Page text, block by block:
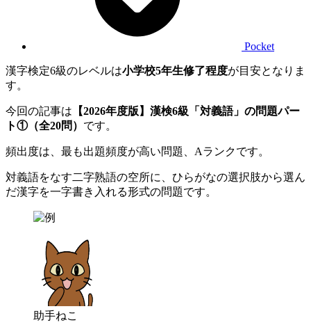
Pocket
漢字検定6級のレベルは小学校5年生修了程度が目安となりま
す。
今回の記事は 【2026年度版】漢検6級「対義語」の問題パー
ト①（全20問） です。
頻出度は、最も出題頻度が高い問題、Aランクです。
対義語をなす二字熟語の空所に、ひらがなの選択肢から選ん
だ漢字を一字書き入れる形式の問題です。
助手ねこ